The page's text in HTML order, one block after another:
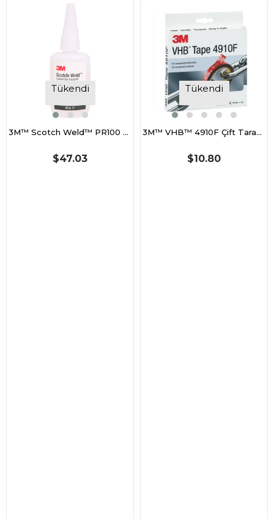
Tükendi
3M™ Scotch Weld™ PR100 Hızlı Yapıştırıcı, Şeffaf - 50 gr
$47.03
Tükendi
3M™ VHB™ 4910F Çift Taraflı Bant, Şeffaf (19mm x 3m)
$10.80